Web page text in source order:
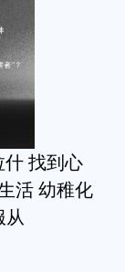
什 找到心
活 幼稚化
从